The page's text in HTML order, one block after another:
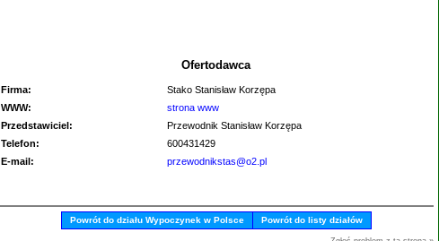
Ofertodawca
Firma:
Stako Stanisław Korzępa
WWW:
strona www
Przedstawiciel:
Przewodnik Stanisław Korzępa
Telefon:
600431429
E-mail:
przewodnikstas@o2.pl
Powrót do działu Wypoczynek w Polsce Powrót do listy działów